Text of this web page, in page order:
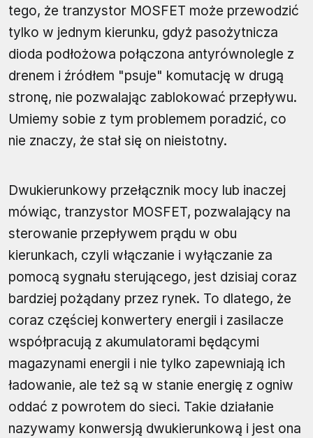
tego, że tranzystor MOSFET może przewodzić
tylko w jednym kierunku, gdyż pasożytnicza
dioda podłożowa połączona antyrównolegle z
drenem i źródłem "psuje" komutację w drugą
stronę, nie pozwalając zablokować przepływu.
Umiemy sobie z tym problemem poradzić, co
nie znaczy, że stał się on nieistotny.
Dwukierunkowy przełącznik mocy lub inaczej
mówiąc, tranzystor MOSFET, pozwalający na
sterowanie przepływem prądu w obu
kierunkach, czyli włączanie i wyłączanie za
pomocą sygnału sterującego, jest dzisiaj coraz
bardziej pożądany przez rynek. To dlatego, że
coraz częściej konwertery energii i zasilacze
współpracują z akumulatorami będącymi
magazynami energii i nie tylko zapewniają ich
ładowanie, ale też są w stanie energię z ogniw
oddać z powrotem do sieci. Takie działanie
nazywamy konwersją dwukierunkową i jest ona